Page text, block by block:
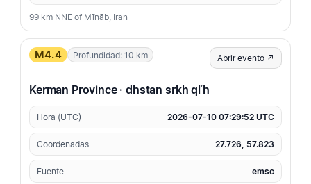
99 km NNE of Mīnāb, Iran
M4.4 Profundidad: 10 km Abrir evento ↗
Kerman Province · dhstan srkh qlʿh
Hora (UTC) 2026-07-10 07:29:52 UTC
Coordenadas 27.726, 57.823
Fuente emsc